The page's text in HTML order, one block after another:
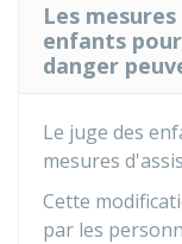
Les
enfants
danger
Le juge des
mesures
Cette
par les